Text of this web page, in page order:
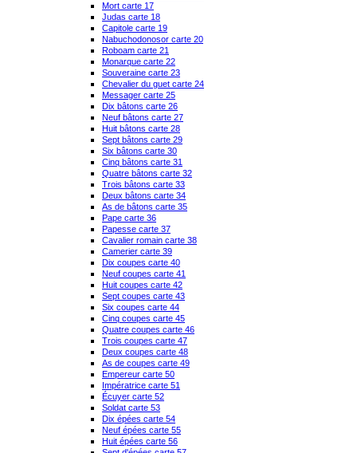
Mort carte 17
Judas carte 18
Capitole carte 19
Nabuchodonosor carte 20
Roboam carte 21
Monarque carte 22
Souveraine carte 23
Chevalier du guet carte 24
Messager carte 25
Dix bâtons carte 26
Neuf bâtons carte 27
Huit bâtons carte 28
Sept bâtons carte 29
Six bâtons carte 30
Cinq bâtons carte 31
Quatre bâtons carte 32
Trois bâtons carte 33
Deux bâtons carte 34
As de bâtons carte 35
Pape carte 36
Papesse carte 37
Cavalier romain carte 38
Camerier carte 39
Dix coupes carte 40
Neuf coupes carte 41
Huit coupes carte 42
Sept coupes carte 43
Six coupes carte 44
Cinq coupes carte 45
Quatre coupes carte 46
Trois coupes carte 47
Deux coupes carte 48
As de coupes carte 49
Empereur carte 50
Impératrice carte 51
Écuyer carte 52
Soldat carte 53
Dix épées carte 54
Neuf épées carte 55
Huit épées carte 56